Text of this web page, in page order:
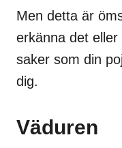
Men detta är
erkänna det
saker som din
dig.
Väduren